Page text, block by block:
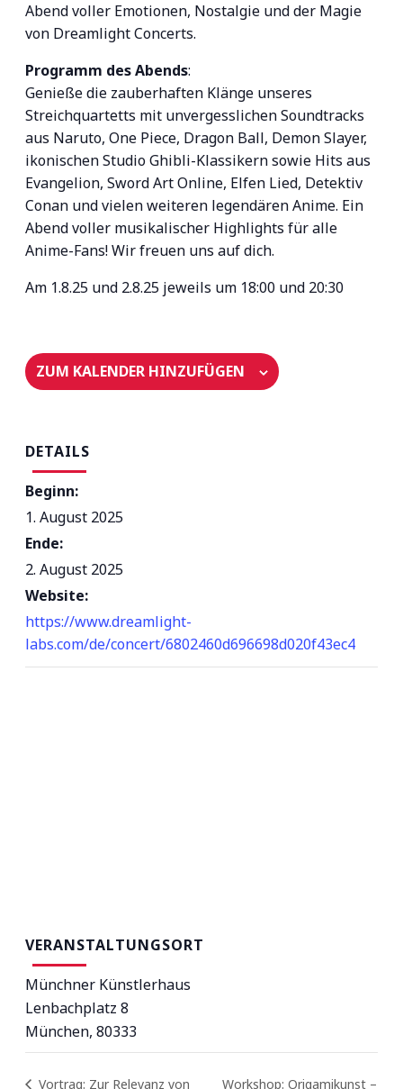
Abend voller Emotionen, Nostalgie und der Magie
von Dreamlight Concerts.
Programm des Abends:
Genieße die zauberhaften Klänge unseres
Streichquartetts mit unvergesslichen Soundtracks
aus Naruto, One Piece, Dragon Ball, Demon Slayer,
ikonischen Studio Ghibli-Klassikern sowie Hits aus
Evangelion, Sword Art Online, Elfen Lied, Detektiv
Conan und vielen weiteren legendären Anime. Ein
Abend voller musikalischer Highlights für alle
Anime-Fans! Wir freuen uns auf dich.
Am 1.8.25 und 2.8.25 jeweils um 18:00 und 20:30
ZUM KALENDER HINZUFÜGEN
DETAILS
Beginn:
1. August 2025
Ende:
2. August 2025
Website:
https://www.dreamlight-
labs.com/de/concert/6802460d696698d020f43ec4
VERANSTALTUNGSORT
Münchner Künstlerhaus
Lenbachplatz 8
München, 80333
Vortrag: Zur Relevanz von Workshop: Origamikunst –